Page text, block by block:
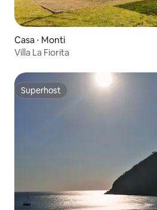
Casa ⋅ Monti
Villa La Fiorita
Superhost
Superhost